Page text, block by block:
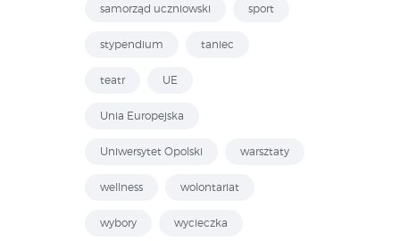
samorząd uczniowski sport
stypendium taniec
teatr UE
Unia Europejska
Uniwersytet Opolski warsztaty
wellness wolontariat
wybory wycieczka